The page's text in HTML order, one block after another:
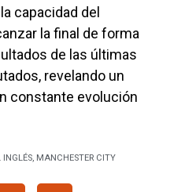
capacidad del
la final de forma
de las últimas
revelando un
constante evolución
INGLÉS, MANCHESTER CITY